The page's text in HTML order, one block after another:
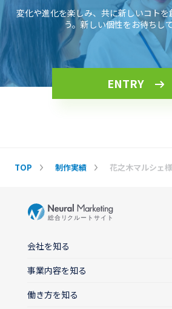
変化や進化を楽しみ、共に新しいコトを
う。新しい個性をお待ちし
ENTRY
TOP 制作実績 花之木マルシェ様
会社を知る
事業内容を知る
働き方を知る